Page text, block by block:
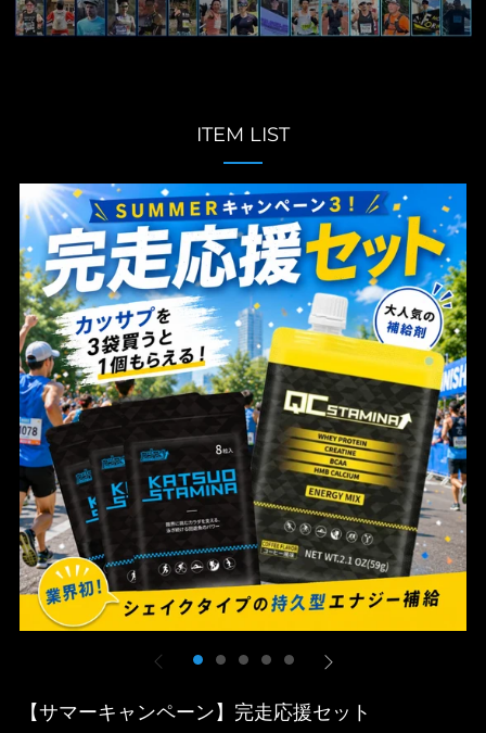
ITEM LIST
【サマーキャンペーン】完走応援セット